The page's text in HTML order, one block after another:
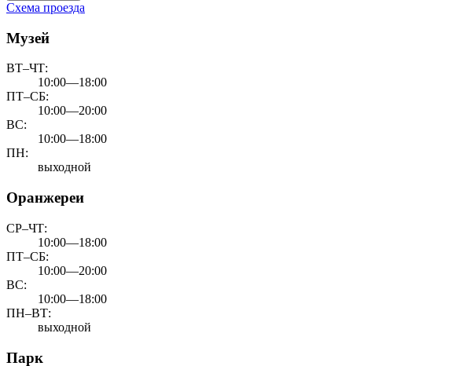
Схема проезда
Музей
ВТ–ЧТ:
10:00—18:00
ПТ–СБ:
10:00—20:00
ВС:
10:00—18:00
ПН:
выходной
Оранжереи
СР–ЧТ:
10:00—18:00
ПТ–СБ:
10:00—20:00
ВС:
10:00—18:00
ПН–ВТ:
выходной
Парк